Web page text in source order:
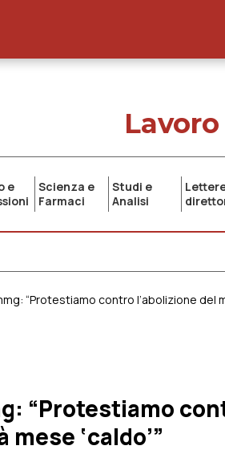
e
Scienza e
Farmaci
Studi e
Analisi
“Protestiamo contro l’abolizione del
“Protestiamo
‘caldo’”